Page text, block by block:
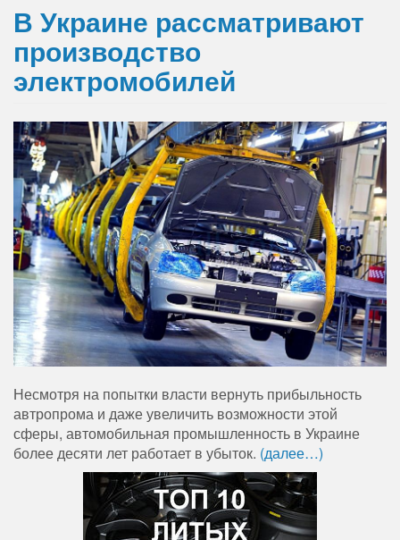
В Украине рассматривают
производство
электромобилей
Несмотря на попытки власти вернуть прибыльность
автропрома и даже увеличить возможности этой
сферы, автомобильная промышленность в Украине
более десяти лет работает в убыток. (далее…)